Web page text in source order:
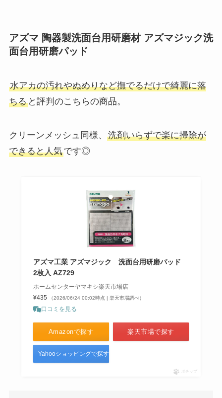
アズマ 陶器製洗面台用研磨材 アズマジック洗
面台用研磨パッド
水アカの汚れやぬめりなど撫でるだけで綺麗に落
ちると評判のこちらの商品。
クリーンメッシュ同様、 洗剤いらずで楽に掃除が
できると人気です◎
アズマ工業 アズマジック 洗面台用研磨パッド
2枚入 AZ729
ホームセンターヤマキシ楽天市場店
¥435
（2026/06/24 00:02時点 | 楽天市場調べ）
口コミを見る
Amazonで探す 楽天市場で探す
Yahooショッピングで探す
ポチップ